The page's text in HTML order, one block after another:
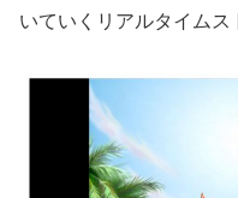
いていくリアルタイムス